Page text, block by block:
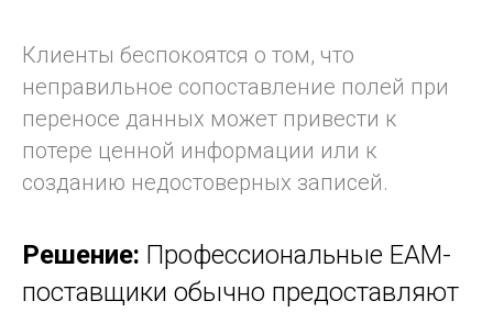
Клиенты беспокоятся о том, что
неправильное сопоставление полей при
переносе данных может привести к
потере ценной информации или к
созданию недостоверных записей.
Решение: Профессиональные EAM-
поставщики обычно предоставляют